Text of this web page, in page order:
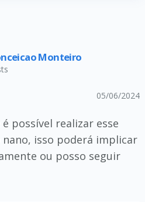
Monteiro
05/06/2024
possível realizar esse
isso poderá implicar
ou posso seguir